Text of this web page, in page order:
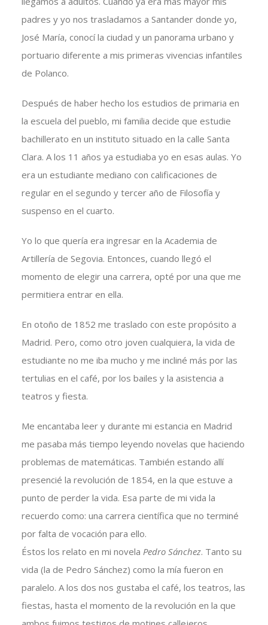
padres y yo nos trasladamos a Santander donde yo,
José María, conocí la ciudad y un panorama urbano y
portuario diferente a mis primeras vivencias infantiles
de Polanco.
Después de haber hecho los estudios de primaria en
la escuela del pueblo, mi familia decide que estudie
bachillerato en un instituto situado en la calle Santa
Clara. A los 11 años ya estudiaba yo en esas aulas. Yo
era un estudiante mediano con calificaciones de
regular en el segundo y tercer año de Filosofía y
suspenso en el cuarto.
Yo lo que quería era ingresar en la Academia de
Artillería de Segovia. Entonces, cuando llegó el
momento de elegir una carrera, opté por una que me
permitiera entrar en ella.
En otoño de 1852 me traslado con este propósito a
Madrid. Pero, como otro joven cualquiera, la vida de
estudiante no me iba mucho y me incliné más por las
tertulias en el café, por los bailes y la asistencia a
teatros y fiesta.
Me encantaba leer y durante mi estancia en Madrid
me pasaba más tiempo leyendo novelas que haciendo
problemas de matemáticas. También estando allí
presencié la revolución de 1854, en la que estuve a
punto de perder la vida. Esa parte de mi vida la
recuerdo como: una carrera científica que no terminé
por falta de vocación para ello.
Éstos los relato en mi novela Pedro Sánchez. Tanto su
vida (la de Pedro Sánchez) como la mía fueron en
paralelo. A los dos nos gustaba el café, los teatros, las
fiestas, hasta el momento de la revolución en la que